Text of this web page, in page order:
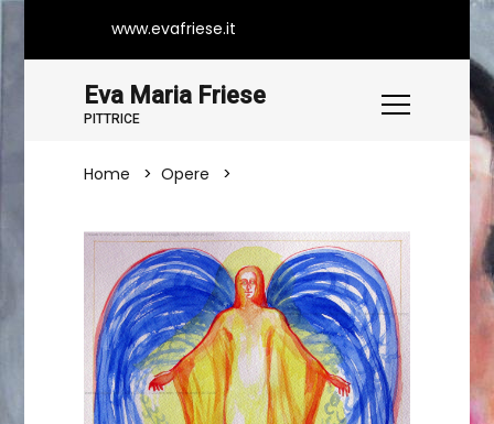
www.evafriese.it
Eva Maria Friese
PITTRICE
Home Opere